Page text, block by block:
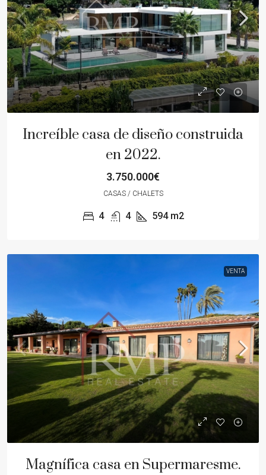
Increíble casa de diseño construida
en 2022.
3.750.000€
CASAS / CHALETS
4 4 594 m2
VENTA
Magnífica casa en Supermaresme.